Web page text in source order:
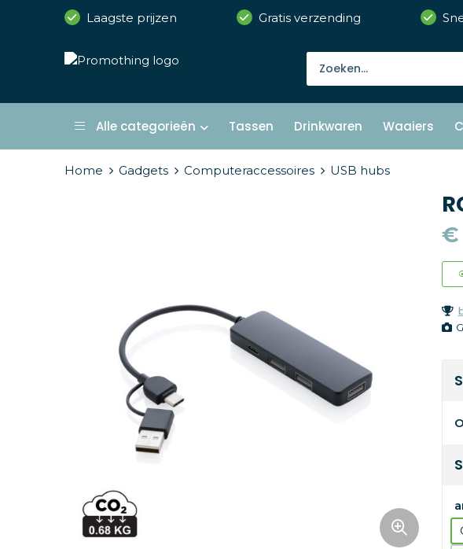
Laagste prijzen Gratis verzending
Alle categorieën Tassen Drinkwaren Waaiers
Home Gadgets Computeraccessoires USB hubs
€